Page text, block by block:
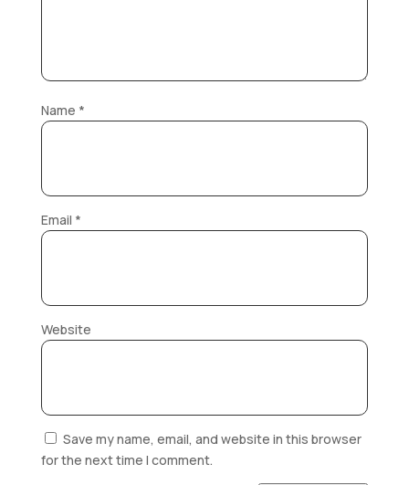
Name *
Email *
Website
Save my name, email, and website in this browser
for the next time I comment.